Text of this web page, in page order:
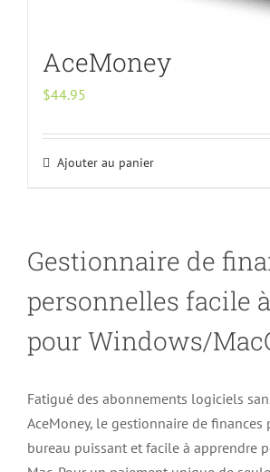
AceMoney
$44.95
Ajouter au panier
Gestionnaire de
personnelles facile
pour Windows/
Fatigué des abonnements logiciels
AceMoney, le gestionnaire de finances
bureau puissant et facile à apprendre